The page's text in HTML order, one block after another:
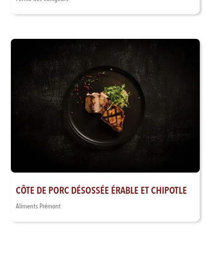
CÔTE DE PORC DÉSOSSÉE ÉRABLE ET CHIPOTLE
Aliments Prémont